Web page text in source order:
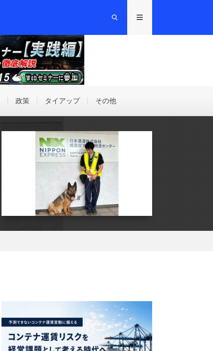
政策 タイアップ その他